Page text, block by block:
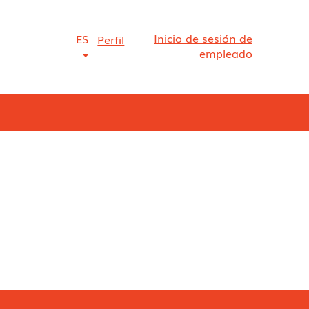
ES Perfil
Inicio de sesión de
empleado